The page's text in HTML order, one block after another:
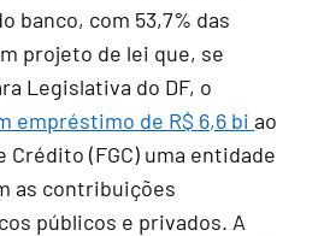
banco, com 53,7% das
projeto de lei que, se
Legislativa do DF, o
empréstimo de R$ 6,6 biao
Crédito (FGC) uma entidade
as contribuições
públicos e privados. A